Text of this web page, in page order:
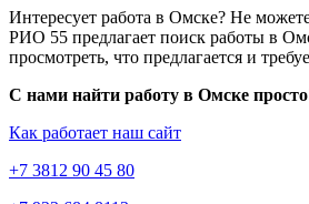
Интересует работа в Омске? Не
РИО 55 предлагает поиск работы в
просмотреть, что предлагается и
С нами найти работу в Омске
Как работает наш сайт
+7 3812 90 45 80